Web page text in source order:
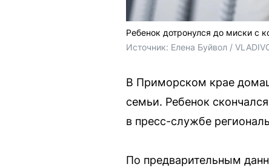
Ребенок дотронулся до миски с
Источник: Елена Буйвол /
В Приморском крае
семьи. Ребенок
в пресс-службе
По предварительным